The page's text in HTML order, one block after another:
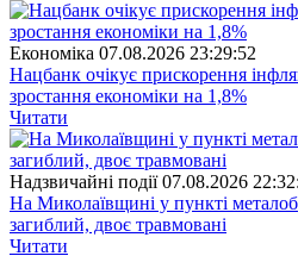
Економіка 07.08.2026 23:29:52
Нацбанк очікує прискорення
зростання економіки на 1,8%
Читати
Надзвичайні події 07.08.2026
На Миколаївщині у пункті
загиблий, двоє травмовані
Читати